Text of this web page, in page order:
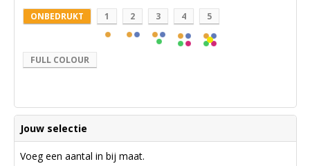
ONBEDRUKT 1 2 3 4 5
FULL COLOUR
Jouw selectie
Voeg een aantal in bij maat.